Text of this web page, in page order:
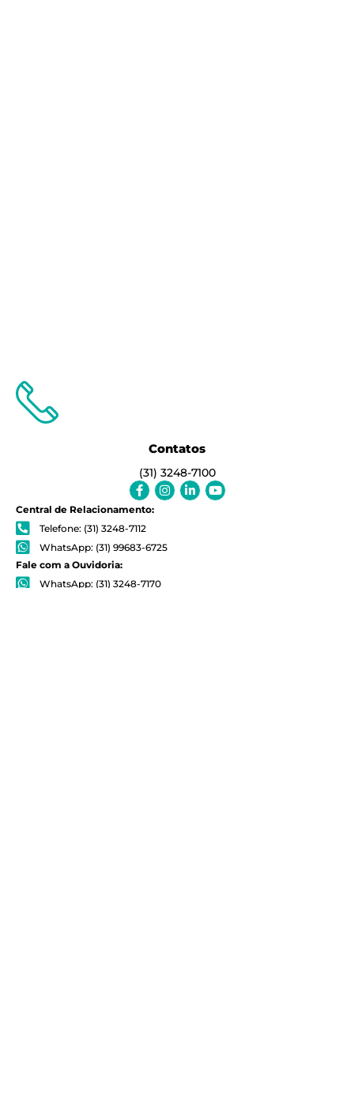
Contatos
(31) 3248-7100
Facebook-
f
Instagram
Linkedin-
in
Youtube
Central de Relacionamento:
Telefone: (31) 3248-7112
WhatsApp: (31) 99683-6725
Fale com a Ouvidoria:
WhatsApp: (31) 3248-7170